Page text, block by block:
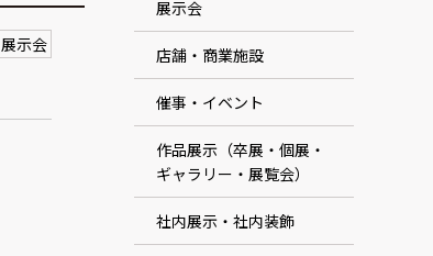
展示会
展示会
店舗・商業施設
催事・イベント
作品展示（卒展・個展・
ギャラリー・展覧会）
社内展示・社内装飾